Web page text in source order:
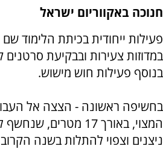
חנוכה באקווריום ישראל
פעילות ייחודית בכיתת הלימוד
במדוזות צעירות ובבקיעת סרטנים
בנוסף פעילות חוש מישוש.
בחשיפה ראשונה - הצצה אל
המצוי, באורך 17
ניצנים וצפוי להתלות בשנה